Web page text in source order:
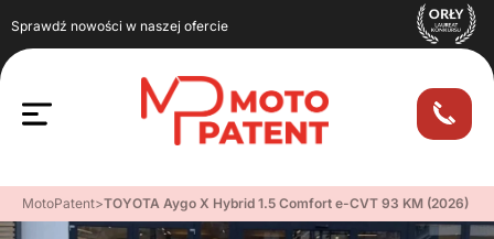
Sprawdź nowości w naszej ofercie
MotoPatent>TOYOTA Aygo X Hybrid 1.5 Comfort e-CVT 93 KM (2026)